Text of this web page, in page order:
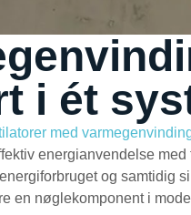
i ét
med
energianvendelse med
og samtidig
en nøglekomponent i